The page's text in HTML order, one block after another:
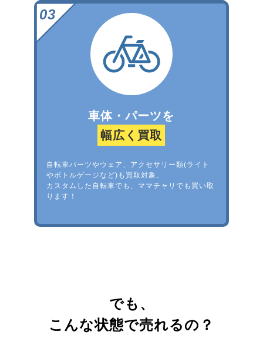
車体・パーツを
幅広く買取
自転車パーツやウェア、アクセサリー類(ライト
やボトルゲージなど)も買取対象。
カスタムした自転車でも、ママチャリでも買い取
ります！
でも、
こんな状態で売れるの？